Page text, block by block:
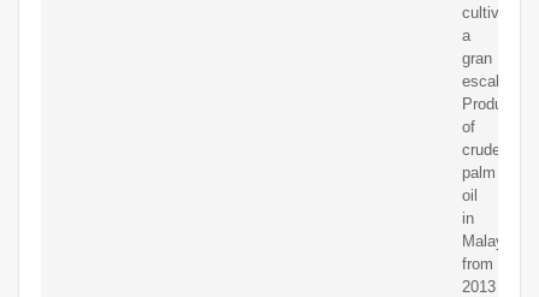
cultivo
a
gran
escala
Production
of
crude
palm
oil
in
Malaysia
from
2013